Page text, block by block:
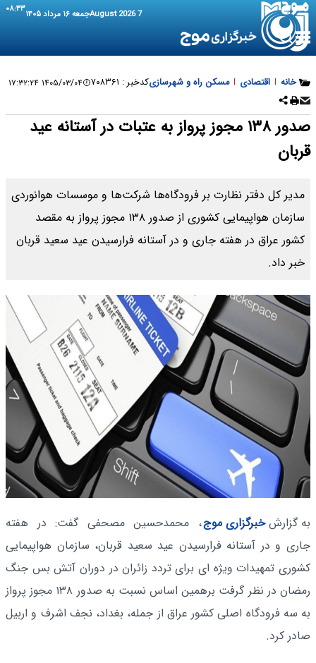
7 August 2026 جمعه ۱۶ مرداد ۱۴۰۵ ۰۸:۴۳
خانه | اقتصادی | مسکن راه و شهرسازیکدخبر : ۷۰۸۳۶۱ ۱۴۰۵/۰۳/۰۴ ۱۷:۳۲:۲۴
صدور ۱۳۸ مجوز پرواز به عتبات در آستانه عید
قربان
مدیر کل دفتر نظارت بر فرودگاه‌ها شرکت‌ها و موسسات هوانوردی
سازمان هواپیمایی کشوری از صدور ۱۳۸ مجوز پرواز به مقصد
کشور عراق در هفته جاری و در آستانه فرارسیدن عید سعید قربان
خبر داد.
به گزارشخبرگزاری موج، محمدحسین مصحفی گفت: در هفته
جاری و در آستانه فرارسیدن عید سعید قربان، سازمان هواپیمایی
کشوری تمهیدات ویژه ای برای تردد زائران در دوران آتش بس جنگ
رمضان در نظر گرفت برهمین اساس نسبت به صدور ۱۳۸ مجوز پرواز
به سه فرودگاه اصلی کشور عراق از جمله، بغداد، نجف اشرف و اربیل
صادر کرد.